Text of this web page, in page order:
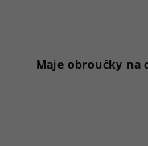
Maje obroučky na